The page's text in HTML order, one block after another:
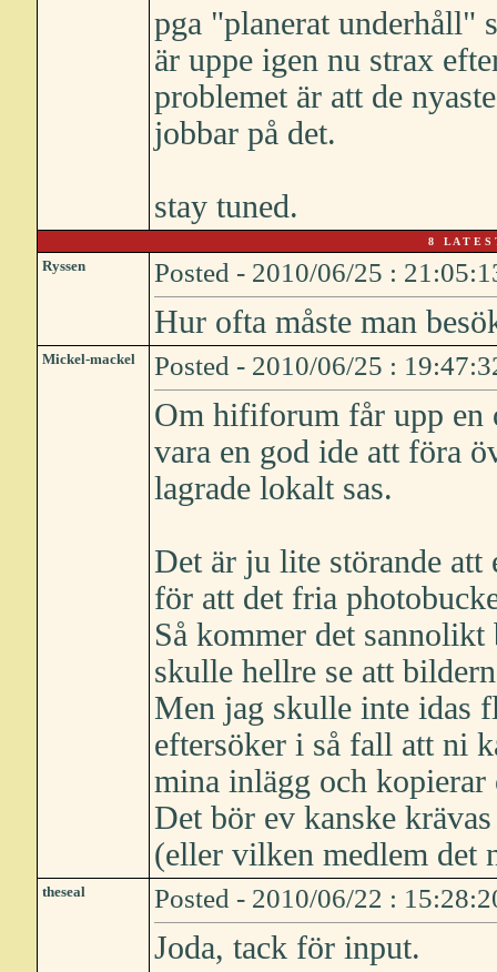
pga "planerat underhåll"
är uppe igen nu strax
problemet är att de
jobbar på det.
stay tuned.
8 L A T E S
Ryssen Posted - 2010/06/25 :
Hur ofta måste man
Mickel-mackel Posted - 2010/06/25 :
Om hififorum får upp en
vara en god ide att föra
lagrade lokalt sas.
Det är ju lite störande
för att det fria
Så kommer det
skulle hellre se att
Men jag skulle inte idas
eftersöker i så fall att ni
mina inlägg och
Det bör ev kanske
(eller vilken medlem det
theseal Posted - 2010/06/22 :
Joda, tack för input.